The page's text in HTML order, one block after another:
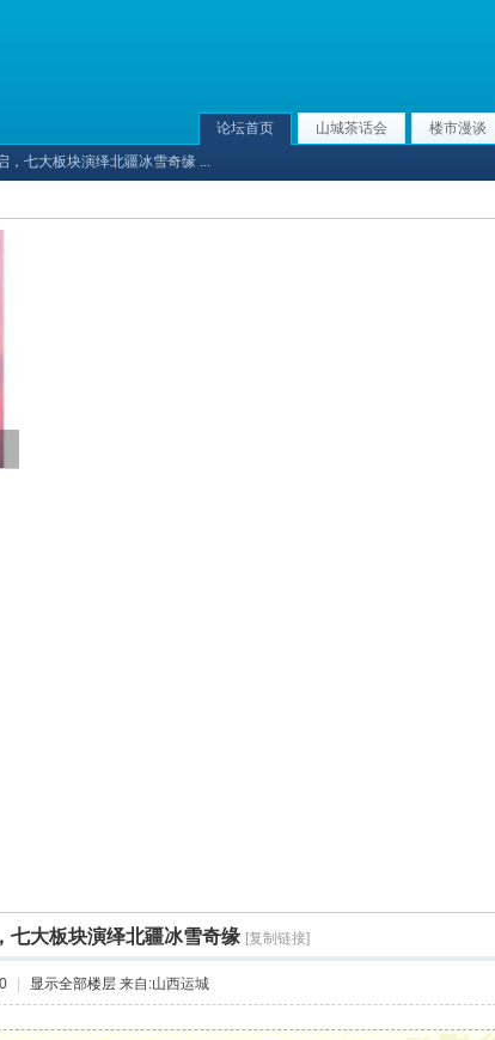
论坛首页 山城茶话会 楼市漫谈
，七大板块演绎北疆冰雪奇缘 ...
七大板块演绎北疆冰雪奇缘 [复制链接]
显示全部楼层 来自:山西运城